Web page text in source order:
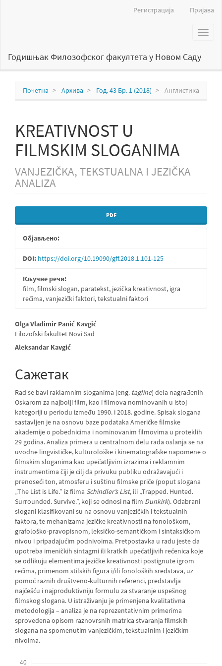
страна
Регистрација Пријава
Toggle
Годишњак Филозофског факултета у Новом Саду
Почетна Архива Год. 43 Бр. 1 (2018) Англистика
KREATIVNOST U
FILMSKIM SLOGANIMA
VANJEZIČKA, TEKSTUALNA I JEZIČKA
ANALIZA
Бочна
страна
чланка
PDF
Објављено:
DOI: https://doi.org/10.19090/gff.2018.1.101-125
Кључне речи:
film, filmski slogan, paratekst, jezička kreativnost, igra
rečima, vanjezički faktori, tekstualni faktori
Главни
садржај
Olga Vladimir Panić Kavgić
Filozofski fakultet Novi Sad
Aleksandar Kavgić
Сажетак
Rad se bavi raklamnim sloganima (eng. tagline) dela nagrađenih
Oskarom za najbolji film, kao i filmova nominovanih u istoj
kategoriji u periodu između 1990. i 2018. godine. Spisak slogana
sastavljen je na osnovu baze podataka Američke filmske
akademije o pobednicima i nominovanim filmovima u proteklih
29 godina. Analiza primera u centralnom delu rada oslanja se na
uvodne lingvističke, kulturološke i kinematografske napomene o
filmskim sloganima kao upečatljivim izrazima i reklamnim
instrumentima čiji je cilj da privuku publiku odražavajući i
prenoseći ton, atmosferu i suštinu filmske priče (poput slogana
„The List is Life.” iz filma Schindler’s List, ili „Trapped. Hunted.
Surrounded. Survive.”, koji se odnosi na film Dunkirk). Odabrani
slogani klasifikovani su na osnovu vanjezičkih i tekstualnih
faktora, te mehanizama jezičke kreativnosti na fonološkom,
grafološko-pravopisnom, leksičko-semantičkom i sintaksičkom
nivou i pripadajućim podnivoima. Pretpostavka u radu jeste da
upotreba imeničkih sintagmi ili kratkih upečatljivih rečenica koje
se odlikuju elementima jezičke kreativnosti postignute igrom
rečima, primenom stilskih figura i/ili fonoloških sredstava, uz
pomoć raznih društveno-kulturnih referenci, predstavlja
najčešću i najproduktivniju formulu za stvaranje uspešnog
filmskog slogana. U istraživanju je primenjena kvalitativna
metodologija – analiza je na reprezentativnim primerima
sprovedena opisom raznovrsnih matrica stvaranja filmskih
slogana na spomenutim vanjezičkim, tekstualnim i jezičkim
nivoima.